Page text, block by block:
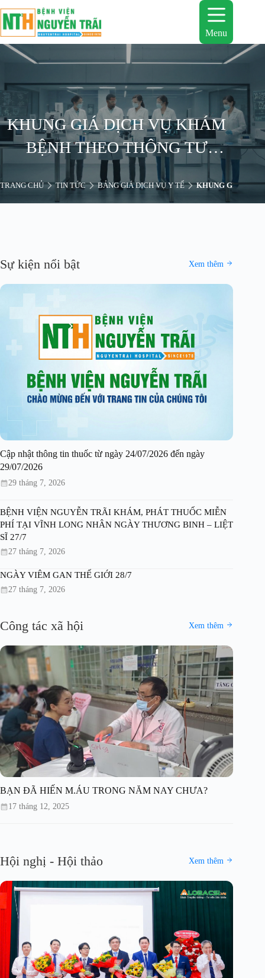
đến
phần
nội
dung
Menu
KHUNG GIÁ DỊCH VỤ KHÁM
BỆNH THEO THÔNG TƯ
02/2017/TT-BYT
TRANG CHỦ TIN TỨC BẢNG GIÁ DỊCH VỤ Y TẾ KHUNG GIÁ DỊCH
Sự kiện nổi bật Xem thêm
Cập nhật thông tin thuốc từ ngày 24/07/2026 đến ngày
29/07/2026
29 tháng 7, 2026
BỆNH VIỆN NGUYỄN TRÃI KHÁM, PHÁT THUỐC MIỄN
PHÍ TẠI VĨNH LONG NHÂN NGÀY THƯƠNG BINH – LIỆT
SĨ 27/7
27 tháng 7, 2026
NGÀY VIÊM GAN THẾ GIỚI 28/7
27 tháng 7, 2026
Công tác xã hội Xem thêm
BẠN ĐÃ HIẾN M.ÁU TRONG NĂM NAY CHƯA?
17 tháng 12, 2025
Hội nghị - Hội thảo Xem thêm